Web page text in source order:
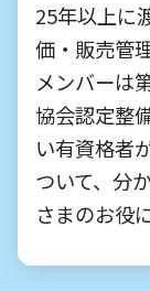
25年以上に
価・販売管
メンバーは
協会認定整
い有資格者
ついて、分
さまのお役